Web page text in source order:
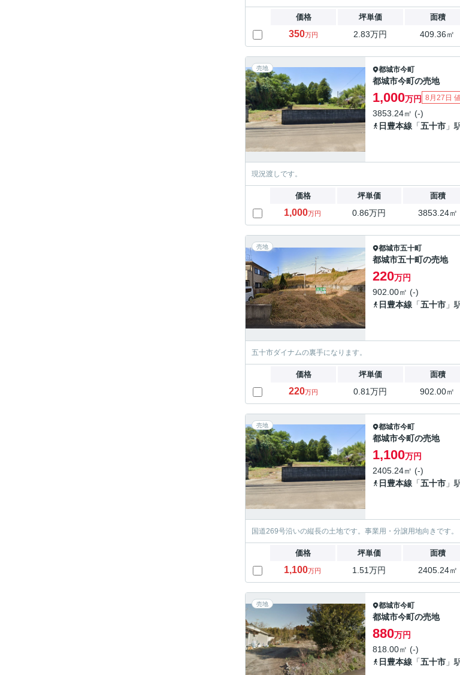
価格 坪単価 面積
350万円 2.83万円 409.36㎡
売地 都城市今町
都城市今町の売地
1,000万円 8月27日
3853.24㎡ (-)
日豊本線 「五十市 」
現況渡しです。
価格 坪単価 面積
1,000万円 0.86万円 3853.24㎡
売地 都城市五十町
都城市五十町の売地
220万円
902.00㎡ (-)
日豊本線 「五十市 」
五十市ダイナムの裏手になります。
価格 坪単価 面積
220万円 0.81万円 902.00㎡
売地 都城市今町
都城市今町の売地
1,100万円
2405.24㎡ (-)
日豊本線 「五十市 」
国道269号沿いの縦長の土地です。事業用・分譲用地向きです。
価格 坪単価 面積
1,100万円 1.51万円 2405.24㎡
売地 都城市今町
都城市今町の売地
880万円
818.00㎡ (-)
日豊本線 「五十市 」